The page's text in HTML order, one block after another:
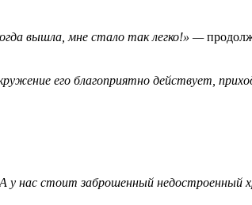
вышла, мне стало так легко!» —
его благоприятно действует,
у нас стоит заброшенный недостроенный